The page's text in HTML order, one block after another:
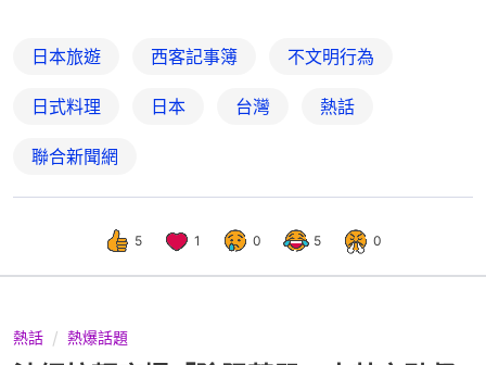
日本旅遊 西客記事簿 不文明行為
日式料理 日本 台灣 熱話
聯合新聞網
5 1 0 5 0
熱話 熱爆話題